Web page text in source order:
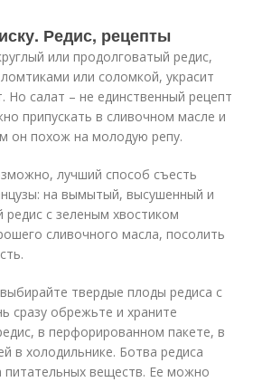
Редис, рецепты
или продолговатый редис,
или соломкой, украсит
Но салат – не единственный рецепт
припускать в сливочном масле и
он похож на молодую репу.
лучший способ съесть
на вымытый, высушенный и
с зеленым хвостиком
сливочного масла, посолить
твердые плоды редиса с
сразу обрежьте и храните
в перфорированном пакете, в
в холодильнике. Ботва редиса
питательных веществ. Ее можно